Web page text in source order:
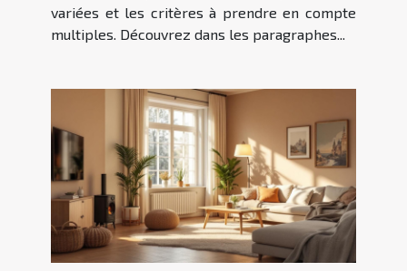
variées et les critères à prendre en compte
multiples. Découvrez dans les paragraphes...